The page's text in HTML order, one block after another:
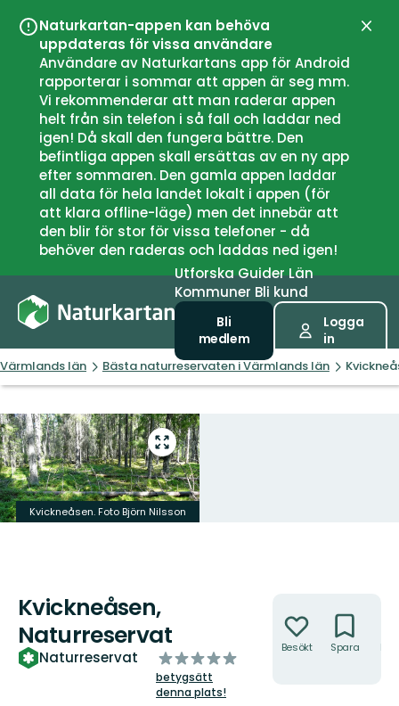
Naturkartan-appen kan behöva
uppdateras för vissa användare
Användare av Naturkartans app för Android
rapporterar i sommar att appen är seg mm.
Vi rekommenderar att man raderar appen
helt från sin telefon i så fall och laddar ned
igen! Då skall den fungera bättre. Den
befintliga appen skall ersättas av en ny app
efter sommaren. Den gamla appen laddar
all data för hela landet lokalt i appen (för
att klara offline-läge) men det innebär att
den blir för stor för vissa telefoner - då
behöver den raderas och laddas ned igen!
UtforskaGuiderLän
Kommuner Bli kund
Bli
medlem
Logga
in
Värmlands län Bästa naturreservaten i Värmlands län
Gå
till
helskärmsläge
Kvickneåsen. Foto Björn Nilsson
Kvickneåsen,
Naturreservat
Naturreservat
av
5
stjärnor
betygsätt
denna plats!
Besökt Spara